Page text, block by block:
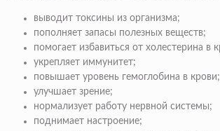
выводит токсины из организма;
пополняет запасы полезных веществ;
помогает избавиться от холестерина в
укрепляет иммунитет;
повышает уровень гемоглобина в крови;
улучшает зрение;
нормализует работу нервной системы;
поднимает настроение;